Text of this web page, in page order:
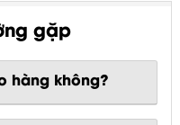
gặp
hàng không?